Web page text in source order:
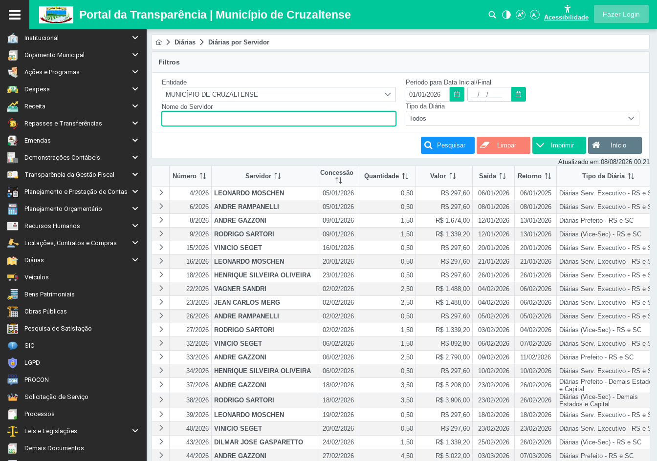
Portal da Transparência | Município de Cruzaltense Acessibilidade Fazer Login
Institucional
Orçamento Municipal
Ações e Programas
Despesa
Receita
Repasses e Transferências
Emendas
Demonstrações Contábeis
Transparência da Gestão Fiscal
Planejamento e Prestação de Contas
Planejamento Orçamentário
Recursos Humanos
Licitações, Contratos e Compras
Diárias
Veículos
Bens Patrimoniais
Obras Públicas
Pesquisa de Satisfação
SIC
LGPD
PROCON
Solicitação de Serviço
Processos
Leis e Legislações
Demais Documentos
Diárias Diárias por Servidor
Filtros
Entidade
MUNICÍPIO DE CRUZALTENSE
Nome do Servidor
Período para Data Inicial/Final
Tipo da Diária
Todos
Pesquisar Limpar Imprimir Início
Atualizado em:08/08/2026 00:21
Número
Servidor Concessão Quantidade Valor Saída Retorno Tipo da Diária
4/2026 LEONARDO MOSCHEN 05/01/2026 0,50 R$ 297,60 06/01/2026 06/01/2025
Diárias Serv. Executivo - RS e SC
6/2026
ANDRE RAMPANELLI 05/01/2026 0,50 R$ 297,60 08/01/2026 08/01/2026
Diárias Serv. Executivo - RS e SC
8/2026
ANDRE GAZZONI 09/01/2026 1,50 R$ 1.674,00 12/01/2026 13/01/2026
Diárias Prefeito - RS e SC
9/2026
RODRIGO SARTORI 09/01/2026 1,50 R$ 1.339,20 12/01/2026 13/01/2026
Diárias (Vice-Sec) - RS e SC
15/2026
VINICIO SEGET 16/01/2026 0,50 R$ 297,60 20/01/2026 20/01/2026
Diárias Serv. Executivo - RS e SC
16/2026
LEONARDO MOSCHEN 20/01/2026 0,50 R$ 297,60 21/01/2026 21/01/2026
Diárias Serv. Executivo - RS e SC
18/2026
HENRIQUE SILVEIRA OLIVEIRA 23/01/2026 0,50 R$ 297,60 26/01/2026 26/01/2026
Diárias Serv. Executivo - RS e SC
22/2026
VAGNER SANDRI 02/02/2026 2,50 R$ 1.488,00 04/02/2026 06/02/2026
Diárias Serv. Executivo - RS e SC
23/2026
JEAN CARLOS MERG 02/02/2026 2,50 R$ 1.488,00 04/02/2026 06/02/2026
Diárias Serv. Executivo - RS e SC
26/2026
ANDRE RAMPANELLI 02/02/2026 0,50 R$ 297,60 05/02/2026 05/02/2026
Diárias Serv. Executivo - RS e SC
27/2026
RODRIGO SARTORI 02/02/2026 1,50 R$ 1.339,20 03/02/2026 04/02/2026
Diárias (Vice-Sec) - RS e SC
32/2026
VINICIO SEGET 06/02/2026 1,50 R$ 892,80 06/02/2026 07/02/2026
Diárias Serv. Executivo - RS e SC
33/2026
ANDRE GAZZONI 06/02/2026 2,50 R$ 2.790,00 09/02/2026 11/02/2026
Diárias Prefeito - RS e SC
34/2026
HENRIQUE SILVEIRA OLIVEIRA 06/02/2026 0,50 R$ 297,60 10/02/2026 10/02/2026
Diárias Serv. Executivo - RS e SC
37/2026
ANDRE GAZZONI 18/02/2026 3,50 R$ 5.208,00 23/02/2026 26/02/2026
Diárias Prefeito - Demais Estados
e Capital
38/2026
RODRIGO SARTORI 18/02/2026 3,50 R$ 3.906,00 23/02/2026 26/02/2026
Diárias (Vice-Sec) - Demais
Estados e Capital
39/2026
LEONARDO MOSCHEN 19/02/2026 0,50 R$ 297,60 18/02/2026 18/02/2026
Diárias Serv. Executivo - RS e SC
40/2026
VINICIO SEGET 20/02/2026 0,50 R$ 297,60 23/02/2026 23/02/2026
Diárias Serv. Executivo - RS e SC
43/2026
DILMAR JOSE GASPARETTO 24/02/2026 1,50 R$ 1.339,20 25/02/2026 26/02/2026
Diárias (Vice-Sec) - RS e SC
44/2026
ANDRE GAZZONI 27/02/2026 4,50 R$ 5.022,00 03/03/2026 07/03/2026
Diárias Prefeito - RS e SC